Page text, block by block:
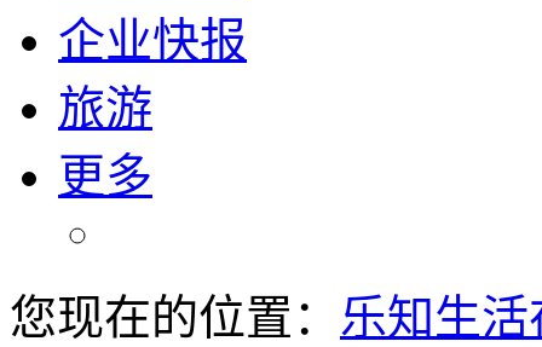
企业快报
旅游
更多
您现在的位置： 乐知生活